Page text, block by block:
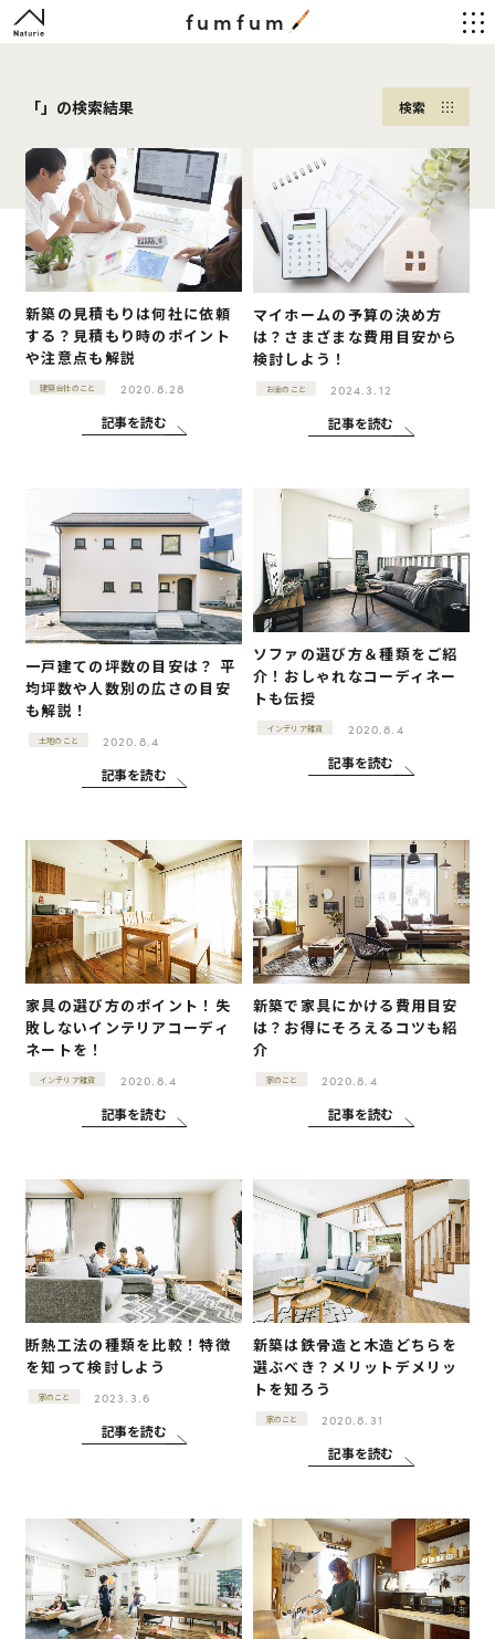
fumfum
「」の検索結果 検索
新築の見積もりは何社に依頼
する？見積もり時のポイント
や注意点も解説
建築会社のこと 2020.8.28
記事を読む
マイホームの予算の決め方
は？さまざまな費用目安から
検討しよう！
お金のこと 2024.3.12
記事を読む
一戸建ての坪数の目安は？ 平
均坪数や人数別の広さの目安
も解説！
土地のこと 2020.8.4
記事を読む
ソファの選び方＆種類をご紹
介！おしゃれなコーディネー
トも伝授
インテリア雑貨 2020.8.4
記事を読む
家具の選び方のポイント！失
敗しないインテリアコーディ
ネートを！
インテリア雑貨 2020.8.4
記事を読む
新築で家具にかける費用目安
は？お得にそろえるコツも紹
介
家のこと 2020.8.4
記事を読む
断熱工法の種類を比較！特徴
を知って検討しよう
家のこと 2023.3.6
記事を読む
新築は鉄骨造と木造どちらを
選ぶべき？メリットデメリッ
トを知ろう
家のこと 2020.8.31
記事を読む